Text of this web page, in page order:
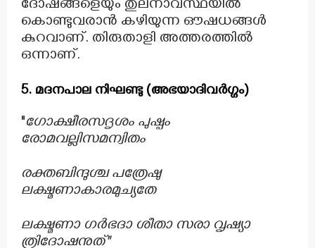
ദോഷങ്ങളെയും തുലനാവസ്ഥയിൽ
കൊണ്ടുവരാൻ കഴിയുന്ന ഔഷധങ്ങൾ
കുറവാണ്. തിരുതാളി അത്തരത്തിൽ
ഒന്നാണ്.
5. മദനപാല നിഘണ്ടു (അഭയാദിവർഗ്ഗം)
"ഗോക്ഷീരസദൃശം പുഷ്പം
രോമവല്ലിസമന്വിതം
രക്തബിന്ദുശ്ച പത്രേഷു
ലക്ഷ്മണാകാരമുച്യതേ
ലക്ഷ്മണാ ഗർഭദാ ശീതാ സരാ വൃഷ്യാ
ത്രിദോഷനുത്"